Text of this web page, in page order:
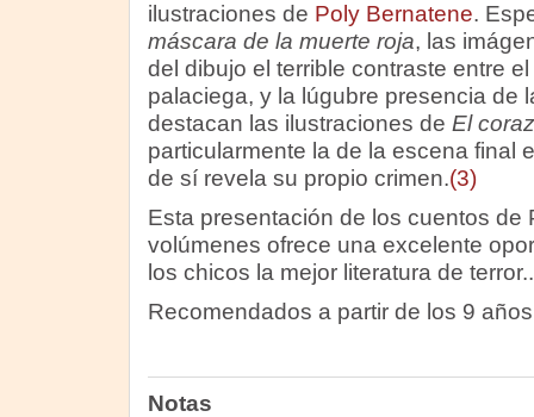
ilustraciones de Poly Bernatene.
máscara de la muerte roja, las
del dibujo el terrible contraste entre
palaciega, y la lúgubre presencia de
destacan las ilustraciones de El
particularmente la de la escena final
de sí revela su propio crimen.(3)
Esta presentación de los cuentos de
volúmenes ofrece una excelente
los chicos la mejor literatura de
Recomendados a partir de los 9
Notas